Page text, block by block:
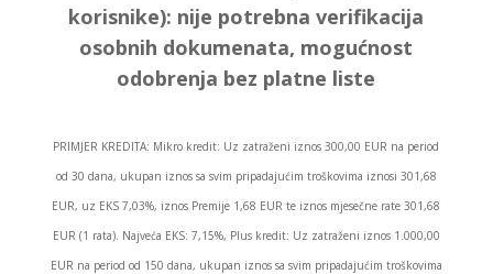
korisnike): nije potrebna verifikacija
osobnih dokumenata, mogućnost
odobrenja bez platne liste
PRIMJER KREDITA: Mikro kredit: Uz zatraženi iznos 300,00 EUR na period
od 30 dana, ukupan iznos sa svim pripadajućim troškovima iznosi 301,68
EUR, uz EKS 7,03%, iznos Premije 1,68 EUR te iznos mjesečne rate 301,68
EUR (1 rata). Najveća EKS: 7,15%, Plus kredit: Uz zatraženi iznos 1.000,00
EUR na period od 150 dana, ukupan iznos sa svim pripadajućim troškovima